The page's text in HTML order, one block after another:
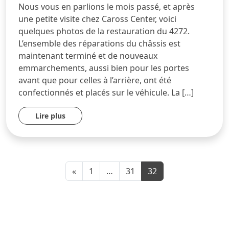
Nous vous en parlions le mois passé, et après
une petite visite chez Caross Center, voici
quelques photos de la restauration du 4272.
L’ensemble des réparations du châssis est
maintenant terminé et de nouveaux
emmarchements, aussi bien pour les portes
avant que pour celles à l’arrière, ont été
confectionnés et placés sur le véhicule. La […]
Lire plus
« 1 … 31 32